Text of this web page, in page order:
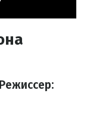
​Режиссер: